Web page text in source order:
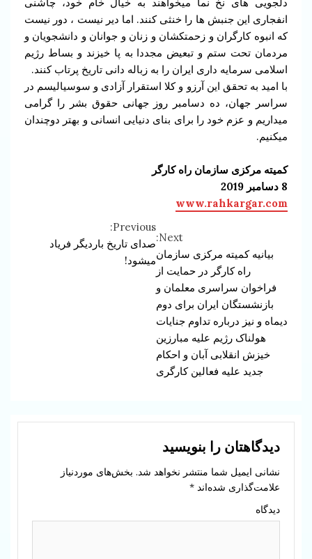
انفجاری این جنبش ها را خنثی کنند. اما دیر نیست ، دور نیست
که انبوه کارگران و زحمتکشان و زنان و جوانان و دانشجویان و
مردمان تحت ستم و تبعیض مجددا به پا خیزند و بساط رژیم
اسلامی سرمایه داری ایران را به زباله دانی تاریخ پرتاب کنند.
با امید به تحقق این آرزو و کلا استقرار آزادی و سوسیالیسم در
سراسر جهان، ده دسامبر روز جهانی حقوق بشر را گرامی
میداریم و عزم خود را برای بنای دنیایی انسانی و بهتر دوچندان
میکنیم.
کمیته مرکزی سازمان راه کارگر
8 دسامبر 2019
www.rahkargar.com
Reading
Previous:
صدای تاریخ باردیگر فریاد
میشود!
Next:
بیانیه کمیته مرکزی سازمان
راه کارگر در حمایت از
فراخوان سراسری معلمان و
بازنشستگان ایران برای دوم
دیماه و نیز درباره تداوم جنایات
هولناک رژیم علیه مبارزین
خیزش انقلابی آبان و احکام
جدید علیه فعالین کارگری
دیدگاهتان را بنویسید
نشانی ایمیل شما منتشر نخواهد شد. بخش‌های موردنیاز
علامت‌گذاری شده‌اند *
دیدگاه